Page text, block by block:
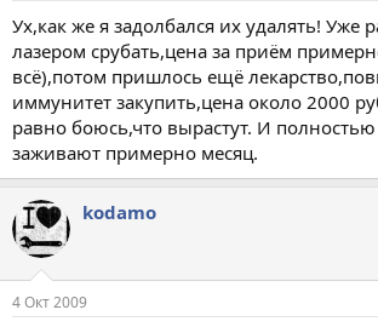
Ух,как же я задолбался их удалять! Уже
лазером срубать,цена за приём
всё),потом пришлось ещё
иммунитет закупить,цена около 2000
равно боюсь,что вырастут. И
заживают примерно месяц.
kodamo
4 Окт 2009